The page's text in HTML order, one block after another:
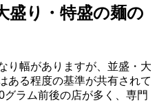
盛り・特盛の麺の
り幅がありますが、並盛・大
ある程度の基準が共有されて
ラム前後の店が多く、専門